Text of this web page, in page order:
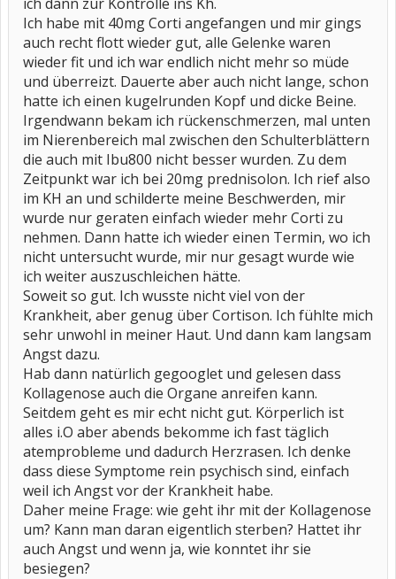
Ich habe mit 40mg Corti angefangen und mir gings
auch recht flott wieder gut, alle Gelenke waren
wieder fit und ich war endlich nicht mehr so müde
und überreizt. Dauerte aber auch nicht lange, schon
hatte ich einen kugelrunden Kopf und dicke Beine.
Irgendwann bekam ich rückenschmerzen, mal unten
im Nierenbereich mal zwischen den Schulterblättern
die auch mit Ibu800 nicht besser wurden. Zu dem
Zeitpunkt war ich bei 20mg prednisolon. Ich rief also
im KH an und schilderte meine Beschwerden, mir
wurde nur geraten einfach wieder mehr Corti zu
nehmen. Dann hatte ich wieder einen Termin, wo ich
nicht untersucht wurde, mir nur gesagt wurde wie
ich weiter auszuschleichen hätte.
Soweit so gut. Ich wusste nicht viel von der
Krankheit, aber genug über Cortison. Ich fühlte mich
sehr unwohl in meiner Haut. Und dann kam langsam
Angst dazu.
Hab dann natürlich gegooglet und gelesen dass
Kollagenose auch die Organe anreifen kann.
Seitdem geht es mir echt nicht gut. Körperlich ist
alles i.O aber abends bekomme ich fast täglich
atemprobleme und dadurch Herzrasen. Ich denke
dass diese Symptome rein psychisch sind, einfach
weil ich Angst vor der Krankheit habe.
Daher meine Frage: wie geht ihr mit der Kollagenose
um? Kann man daran eigentlich sterben? Hattet ihr
auch Angst und wenn ja, wie konntet ihr sie
besiegen?